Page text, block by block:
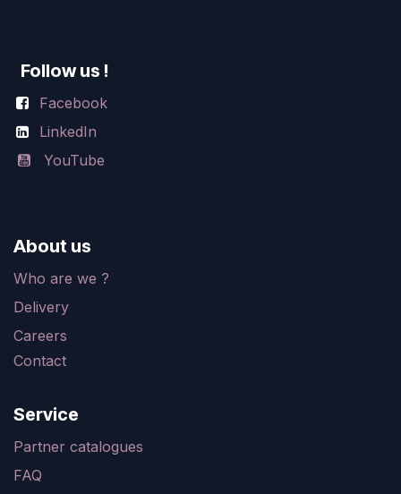
Follow us !
Facebook
LinkedIn
YouTube
About us
Who are we ?
Delivery
Careers
Contact
Service
Partner catalogues
FAQ